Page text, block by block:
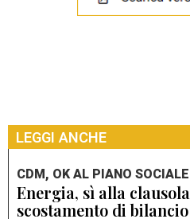
LEGGI ANCHE
CDM, OK AL PIANO
Energia, sì alla
scostamento di